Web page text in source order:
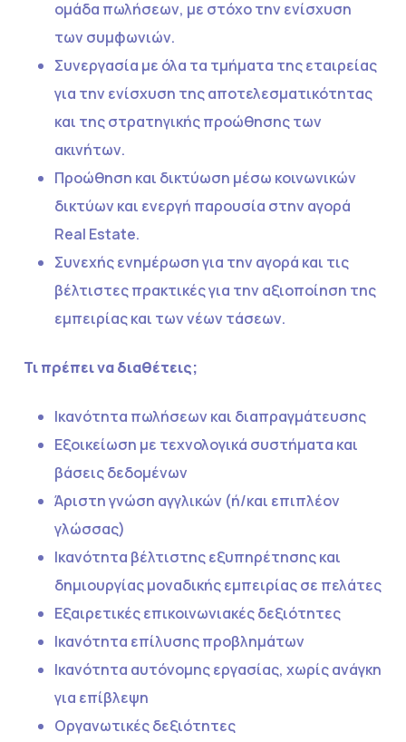
ομάδα πωλήσεων, με στόχο την ενίσχυση
των συμφωνιών.
Συνεργασία με όλα τα τμήματα της εταιρείας
για την ενίσχυση της αποτελεσματικότητας
και της στρατηγικής προώθησης των
ακινήτων.
Προώθηση και δικτύωση μέσω κοινωνικών
δικτύων και ενεργή παρουσία στην αγορά
Real Estate.
Συνεχής ενημέρωση για την αγορά και τις
βέλτιστες πρακτικές για την αξιοποίηση της
εμπειρίας και των νέων τάσεων.
Τι πρέπει να διαθέτεις;
Ικανότητα πωλήσεων και διαπραγμάτευσης
Εξοικείωση με τεχνολογικά συστήματα και
βάσεις δεδομένων
Άριστη γνώση αγγλικών (ή/και επιπλέον
γλώσσας)
Ικανότητα βέλτιστης εξυπηρέτησης και
δημιουργίας μοναδικής εμπειρίας σε πελάτες
Εξαιρετικές επικοινωνιακές δεξιότητες
Ικανότητα επίλυσης προβλημάτων
Ικανότητα αυτόνομης εργασίας, χωρίς ανάγκη
για επίβλεψη
Οργανωτικές δεξιότητες